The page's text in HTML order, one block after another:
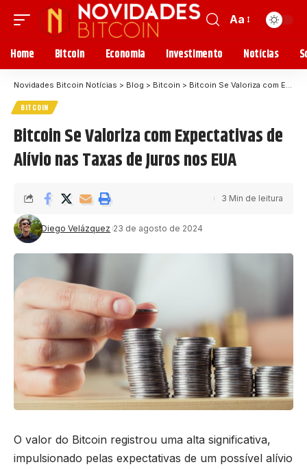
Aa
Home Bitcoin Economia Investimento Notícias
Novidades Bitcoin Notícias > Blog > Bitcoin > Bitcoin Se Valoriza com Expectativas de Alívio nas Taxas de Juros nos EUA
BITCOIN
Bitcoin Se Valoriza com Expectativas de
Alívio nas Taxas de Juros nos EUA
Diego Velázquez 23 de agosto de 2024
3 Min de leitura
O valor do Bitcoin registrou uma alta significativa,
impulsionado pelas expectativas de um possível alívio